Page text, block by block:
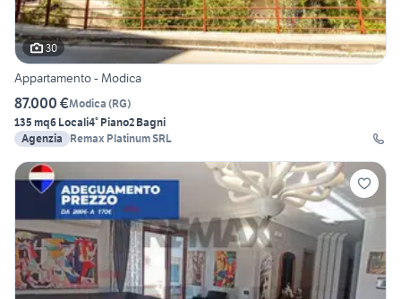
30
Appartamento - Modica
87.000 €Modica (RG)
135 mq6 Locali4° Piano2 Bagni
Agenzia
Remax Platinum SRL